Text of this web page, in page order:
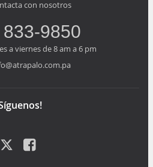
con nosotros
9850
a viernes de 8 am a 6 pm